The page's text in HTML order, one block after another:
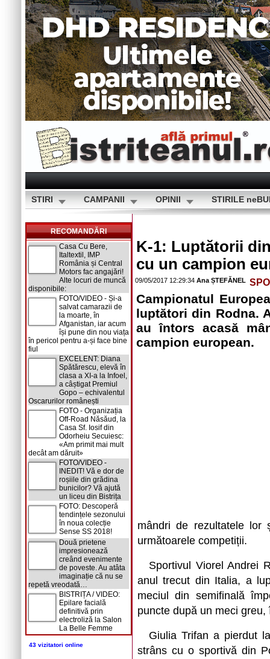
STIRI CAMPANII OPINII STIRILE
RECOMANDĂRI
Casa Cu Bere,
Italtextil, IMP
România și Central
Motors fac angajări!
Alte locuri de muncă
disponibile:
FOTO/VIDEO - Și-a
salvat camarazii de
la moarte, în
Afganistan, iar acum
își pune din nou viața
în pericol pentru a-și face bine
fiul
EXCELENT: Diana
Spătărescu, elevă în
clasa a XI-a la Infoel,
a câștigat Premiul
Gopo – echivalentul
Oscarurilor românești
FOTO - Organizația
Off-Road Năsăud, la
Casa Sf. Iosif din
Odorheiu Secuiesc:
«Am primit mai mult
decât am dăruit»
FOTO/VIDEO -
INEDIT! Vă e dor de
roșiile din grădina
bunicilor? Vă ajută
un liceu din Bistrița
FOTO: Descoperă
tendințele sezonului
în noua colecție
Sense SS 2018!
Două prietene
impresionează
creând evenimente
de poveste. Au atâta
imaginație că nu se
repetă vreodată…
BISTRIȚA / VIDEO:
Epilare facială
definitivă prin
electroliză la Salon
La Belle Femme
43 vizitatori online
K-1: Luptătorii
cu un campion
09/05/2017 12:29:34 Ana ȘTEFĂNEL
Campionatul
luptători din Rodna.
au întors acasă
campion european.
mândri de rezultatele lor
următoarele competiții.
Sportivul Viorel Andrei
anul trecut din Italia, a
meciul din semifinală
puncte după un meci
Giulia Trifan a pierdut
strâns cu o sportivă din